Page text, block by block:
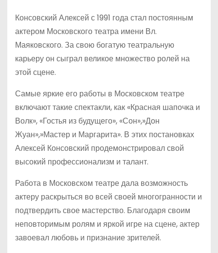
Консовский Алексей с 1991 года стал постоянным
актером Московского театра имени Вл.
Маяковского. За свою богатую театральную
карьеру он сыграл великое множество ролей на
этой сцене.
Самые яркие его работы в Московском театре
включают такие спектакли, как «Красная шапочка и
Волк», «Гостья из будущего», «Сон»,»Дон
Жуан»,»Мастер и Маргарита». В этих постановках
Алексей Консовский продемонстрировал свой
высокий профессионализм и талант.
Работа в Московском театре дала возможность
актеру раскрыться во всей своей многогранности и
подтвердить свое мастерство. Благодаря своим
неповторимым ролям и яркой игре на сцене, актер
завоевал любовь и признание зрителей.